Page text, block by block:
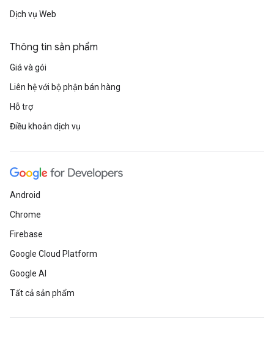
Dịch vụ Web
Thông tin sản phẩm
Giá và gói
Liên hệ với bộ phận bán hàng
Hỗ trợ
Điều khoản dịch vụ
Android
Chrome
Firebase
Google Cloud Platform
Google AI
Tất cả sản phẩm